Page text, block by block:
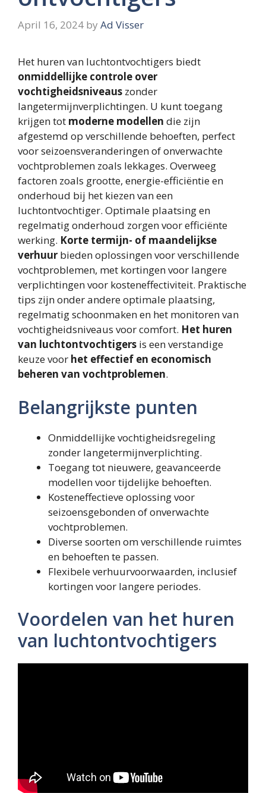
April 16, 2024 by Ad Visser
Het huren van luchtontvochtigers biedt
onmiddellijke controle over
vochtigheidsniveaus zonder
langetermijnverplichtingen. U kunt toegang
krijgen tot moderne modellen die zijn
afgestemd op verschillende behoeften, perfect
voor seizoensveranderingen of onverwachte
vochtproblemen zoals lekkages. Overweeg
factoren zoals grootte, energie-efficiëntie en
onderhoud bij het kiezen van een
luchtontvochtiger. Optimale plaatsing en
regelmatig onderhoud zorgen voor efficiënte
werking. Korte termijn- of maandelijkse
verhuur bieden oplossingen voor verschillende
vochtproblemen, met kortingen voor langere
verplichtingen voor kosteneffectiviteit. Praktische
tips zijn onder andere optimale plaatsing,
regelmatig schoonmaken en het monitoren van
vochtigheidsniveaus voor comfort. Het huren
van luchtontvochtigers is een verstandige
keuze voor het effectief en economisch
beheren van vochtproblemen.
Belangrijkste punten
Onmiddellijke vochtigheidsregeling
zonder langetermijnverplichting.
Toegang tot nieuwere, geavanceerde
modellen voor tijdelijke behoeften.
Kosteneffectieve oplossing voor
seizoensgebonden of onverwachte
vochtproblemen.
Diverse soorten om verschillende ruimtes
en behoeften te passen.
Flexibele verhuurvoorwaarden, inclusief
kortingen voor langere periodes.
Voordelen van het huren
van luchtontvochtigers